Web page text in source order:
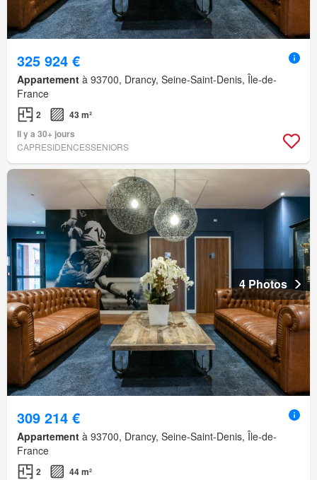
325 924 €
Appartement à 93700, Drancy, Seine-Saint-Denis, Île-de-
France
2
43 m²
Il y a 30+ jours
CAPRESIDENCESSENIORS
4 Photos
309 214 €
Appartement à 93700, Drancy, Seine-Saint-Denis, Île-de-
France
2
44 m²